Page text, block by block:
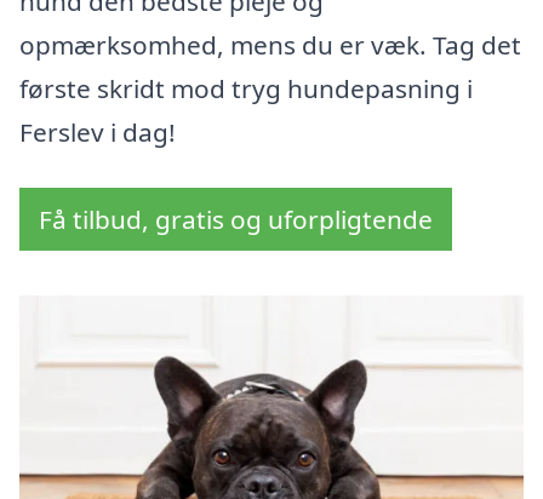
opmærksomhed, mens du er væk. Tag det
første skridt mod tryg hundepasning i
Ferslev i dag!
Få tilbud, gratis og uforpligtende